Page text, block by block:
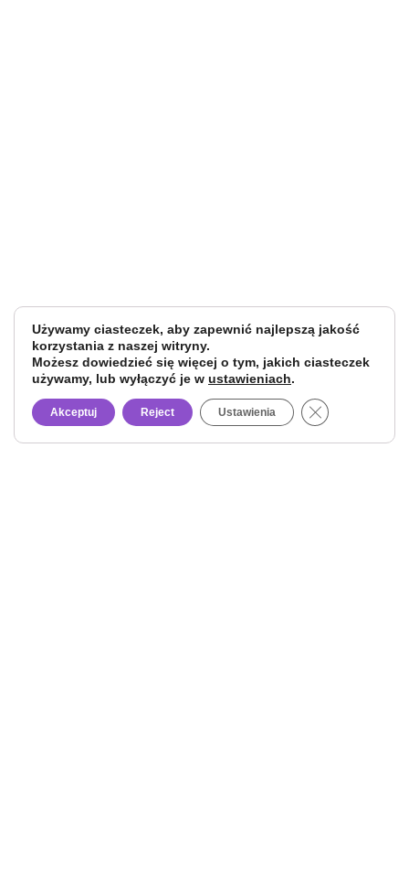
Używamy ciasteczek, aby zapewnić najlepszą jakość
korzystania z naszej witryny.
Możesz dowiedzieć się więcej o tym, jakich ciasteczek
używamy, lub wyłączyć je w ustawieniach.
Akceptuj Reject Ustawienia Close GDPR